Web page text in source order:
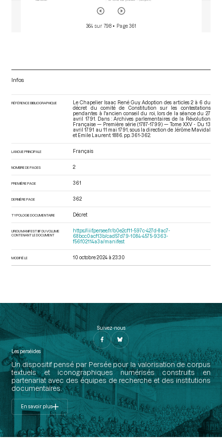
364 sur 798 • Page 361
Infos
RÉFÉRENCE BIBLIOGRAPHIQUE
Le Chapelier Isaac René Guy. Adoption des articles 2 à 6 du
décret du comité de Constitution sur les contestations
pendantes à l'ancien conseil du roi, lors de la séance du 27
avril 1791. Dans : Archives parlementaires de la Révolution
Française — Première série (1787-1799) — Tome XXV - Du 13
avril 1791 au 11 mai 1791 , sous la direction de Jérôme Mavidal
et Emile Laurent. 1886. pp. 361-362.
LANGUE PRINCIPALE Français
NOMBRE DE PAGES 2
PREMIÈRE PAGE 361
DERNIÈRE PAGE 362
TYPOLOGIE DOCUMENTAIRE Décret
URI DU MANIFEST IIIF DU VOLUME
CONTENANT LE DOCUMENT
https://iiif.persee.fr/b0e2cf11-597c-427d-8ac7-
68bcc0acf13b/cad57d79-1084-4575-9363-
f56f02114a3a/manifest
MODIFIÉ LE 10 octobre 2024 à 23:30
Suivez-nous
Les perséides
Un dispositif pensé par Persée pour la valorisation de corpus
textuels et iconographiques numérisés construits en
partenariat avec des équipes de recherche et des institutions
documentaires.
En savoir plus